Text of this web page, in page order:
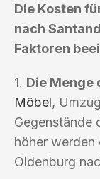
Die Kosten
nach
Faktoren
1. Die Menge
Möbel,
Gegenstände
höher werden
Oldenburg